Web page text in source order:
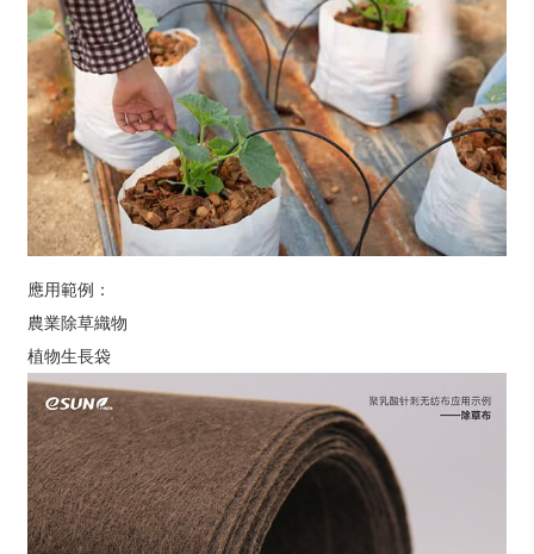
應用範例：
農業除草織物
植物生長袋